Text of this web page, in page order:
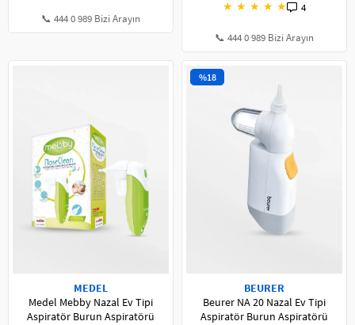
📞 444 0 989 Bizi Arayın
★ ★ ★ ★ ★ 4
📞 444 0 989 Bizi Arayın
MEDEL
Medel Mebby Nazal Ev Tipi
Aspiratör Burun Aspiratörü
BEURER
Beurer NA 20 Nazal Ev Tipi
Aspiratör Burun Aspiratörü
%18